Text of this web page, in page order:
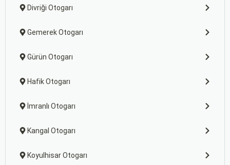
Divriği Otogarı
Gemerek Otogarı
Gürün Otogarı
Hafik Otogarı
İmranlı Otogarı
Kangal Otogarı
Koyulhisar Otogarı